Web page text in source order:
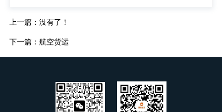
上一篇：没有了！
下一篇：航空货运